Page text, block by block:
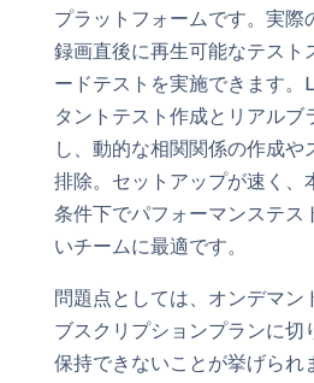
プラットフォームです。実際
録画直後に再生可能なテスト
ードテストを実施できます
タントテスト作成とリアルブ
し、動的な相関関係の作成や
排除。セットアップが速く、
条件下でパフォーマンステス
いチームに最適です。
問題点としては、オンデマン
ブスクリプションプランに切
保持できないことが挙げられ